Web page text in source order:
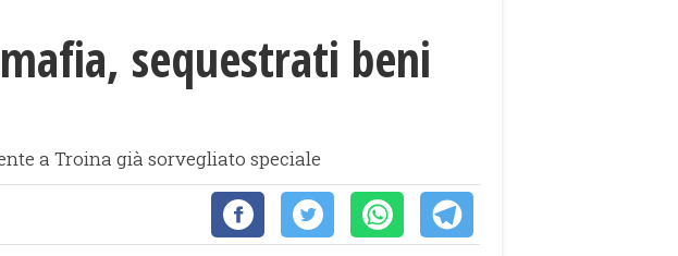
sequestrati beni
a Troina già sorvegliato speciale